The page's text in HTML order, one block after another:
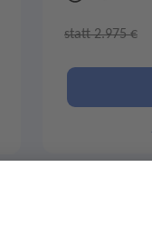
statt 2.975 €